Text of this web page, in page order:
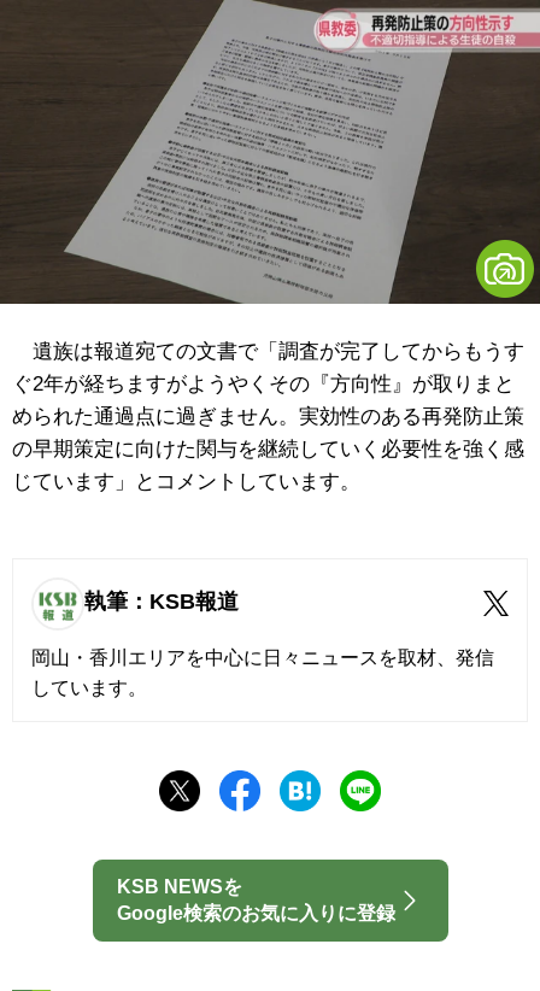
遺族は報道宛ての文書で「調査が完了してからもうす
ぐ2年が経ちますがようやくその『方向性』が取りまと
められた通過点に過ぎません。実効性のある再発防止策
の早期策定に向けた関与を継続していく必要性を強く感
じています」とコメントしています。
執筆：KSB報道
岡山・香川エリアを中心に日々ニュースを取材、発信
しています。
KSB NEWSを
Google検索のお気に入りに登録